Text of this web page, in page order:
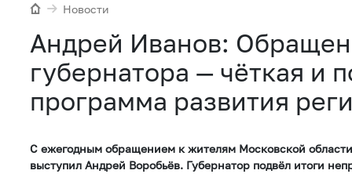
Новости
Андрей Иванов:
губернатора — чёткая и
программа развития
С ежегодным обращением к жителям Московской
выступил Андрей Воробьёв. Губернатор подвёл итоги